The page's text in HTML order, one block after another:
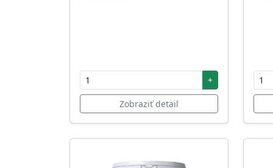
+
Zobraziť detail